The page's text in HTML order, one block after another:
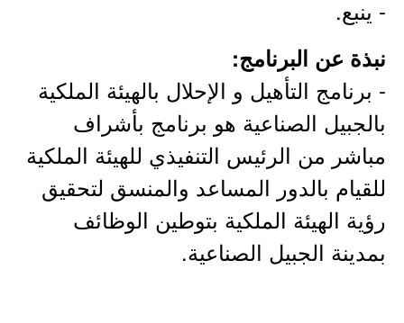
- ينبع.
نبذة عن البرنامج:
- برنامج التأهيل و الإحلال بالهيئة الملكية
بالجبيل الصناعية هو برنامج بأشراف
مباشر من الرئيس التنفيذي للهيئة الملكية
للقيام بالدور المساعد والمنسق لتحقيق
رؤية الهيئة الملكية بتوطين الوظائف
بمدينة الجبيل الصناعية.